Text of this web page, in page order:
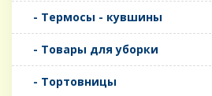
- Термосы - кувшины
- Товары для уборки
- Тортовницы